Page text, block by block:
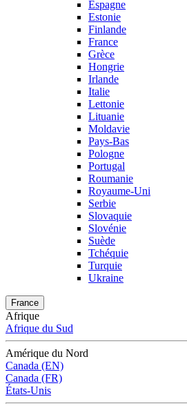
Espagne
Estonie
Finlande
France
Grèce
Hongrie
Irlande
Italie
Lettonie
Lituanie
Moldavie
Pays-Bas
Pologne
Portugal
Roumanie
Royaume-Uni
Serbie
Slovaquie
Slovénie
Suède
Tchéquie
Turquie
Ukraine
France
Afrique
Afrique du Sud
Amérique du Nord
Canada (EN)
Canada (FR)
États-Unis